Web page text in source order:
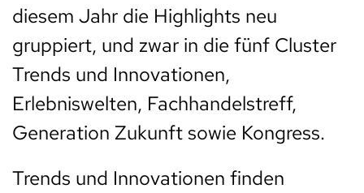
diesem Jahr die Highlights neu
gruppiert, und zwar in die fünf Cluster
Trends und Innovationen,
Erlebniswelten, Fachhandelstreff,
Generation Zukunft sowie Kongress.
Trends und Innovationen finden